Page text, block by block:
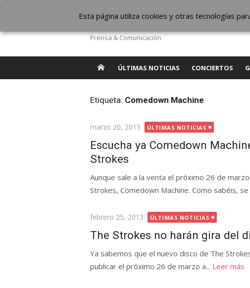
contenido
The Borderline Music
Prensa & Comunicación
ÚLTIMAS NOTICIAS CONCIERTOS
Etiqueta: Comedown Machine
Publicada
marzo 20, 2013 ÚLTIMAS NOTICIAS
Escucha ya Comedown
Strokes
Aunque sale a la venta el próximo 26 de
Strokes, Comedown Machine. Como sabéis,
Publicada
febrero 25, 2013 ÚLTIMAS NOTICIAS
The Strokes no harán gira del
Ya sabemos que el nuevo disco de The
publicar el próximo 26 de marzo a... Leer más
Esta página utiliza cookies y otras tecnologías